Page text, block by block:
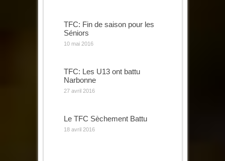
TFC: Fin de saison pour les
Séniors
10 mai 2016
TFC: Les U13 ont battu
Narbonne
27 avril 2016
Le TFC Sèchement Battu
18 avril 2016